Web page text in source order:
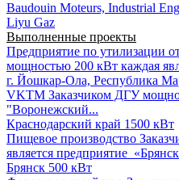
Baudouin Moteurs, Industrial
Liyu Gaz
Выполненные проекты
Предприятие по утилизации
мощностью 200 кВт каждая
г. Йошкар-Ола, Республика
VKTM Заказчиком ДГУ
"Воронежский...
Краснодарский край 1500 кВт
Пищевое производство
является предприятие
Брянск 500 кВт